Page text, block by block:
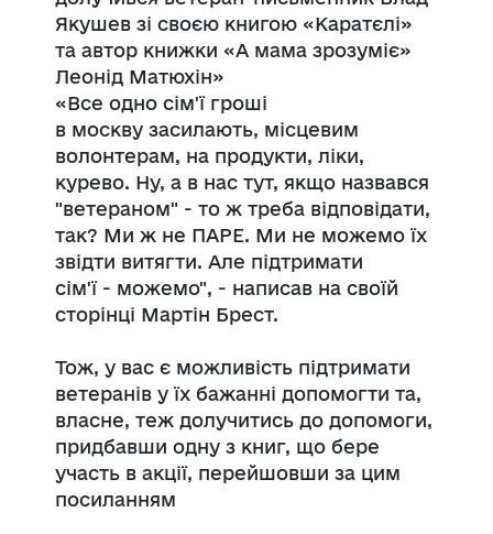
Якушев зі своєю книгою «Каратєлі»
та автор книжки «А мама зрозуміє»
Леонід Матюхін»
«Все одно сім'ї гроші
в москву засилають, місцевим
волонтерам, на продукти, ліки,
курево. Ну, а в нас тут, якщо назвався
"ветераном" - то ж треба відповідати,
так? Ми ж не ПАРЕ. Ми не можемо їх
звідти витягти. Але підтримати
сім'ї - можемо", - написав на своїй
сторінці Мартін Брест.
Тож, у вас є можливість підтримати
ветеранів у їх бажанні допомогти та,
власне, теж долучитись до допомоги,
придбавши одну з книг, що бере
участь в акції, перейшовши за цим
посиланням